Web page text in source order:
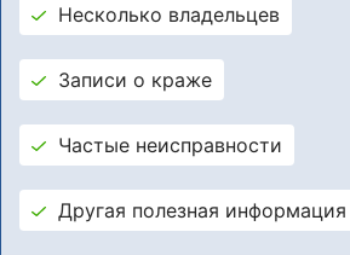
Несколько владельцев
Записи о краже
Частые неисправности
Другая полезная информация